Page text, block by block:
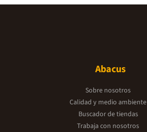
Abacus
Sobre nosotros
Calidad y medio ambiente
Buscador de tiendas
Trabaja con nosotros